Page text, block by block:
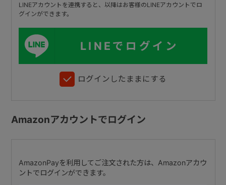
LINEアカウントを連携すると、以降はお客様のLINEアカウントでロ
グインができます。
LINEでログイン
ログインしたままにする
Amazonアカウントでログイン
AmazonPayを利用してご注文された方は、Amazonアカウ
ントでログインができます。